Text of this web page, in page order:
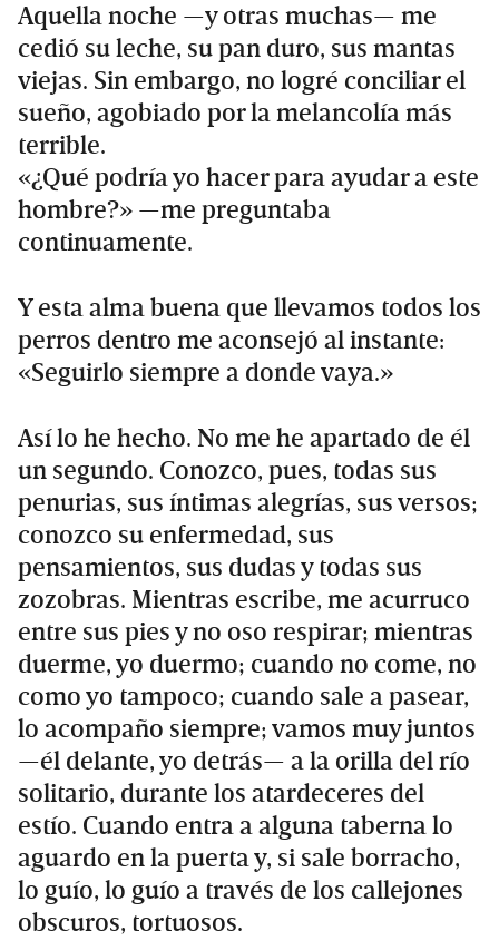
Aquella noche —y otras muchas— me
cedió su leche, su pan duro, sus mantas
viejas. Sin embargo, no logré conciliar el
sueño, agobiado por la melancolía más
terrible.
«¿Qué podría yo hacer para ayudar a este
hombre?» —me preguntaba
continuamente.
Y esta alma buena que llevamos todos los
perros dentro me aconsejó al instante:
«Seguirlo siempre a donde vaya.»
Así lo he hecho. No me he apartado de él
un segundo. Conozco, pues, todas sus
penurias, sus íntimas alegrías, sus versos;
conozco su enfermedad, sus
pensamientos, sus dudas y todas sus
zozobras. Mientras escribe, me acurruco
entre sus pies y no oso respirar; mientras
duerme, yo duermo; cuando no come, no
como yo tampoco; cuando sale a pasear,
lo acompaño siempre; vamos muy juntos
—él delante, yo detrás— a la orilla del río
solitario, durante los atardeceres del
estío. Cuando entra a alguna taberna lo
aguardo en la puerta y, si sale borracho,
lo guío, lo guío a través de los callejones
obscuros, tortuosos.